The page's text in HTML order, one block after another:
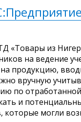
«Товары из
на ведение
продукцию,
вручную
по
и
которые могли